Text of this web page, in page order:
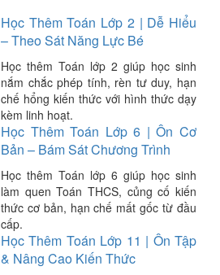
Học Thêm Toán Lớp 2 | Dễ Hiểu
– Theo Sát Năng Lực Bé
Học thêm Toán lớp 2 giúp học sinh
nắm chắc phép tính, rèn tư duy, hạn
chế hổng kiến thức với hình thức dạy
kèm linh hoạt.
Học Thêm Toán Lớp 6 | Ôn Cơ
Bản – Bám Sát Chương Trình
Học thêm Toán lớp 6 giúp học sinh
làm quen Toán THCS, củng cố kiến
thức cơ bản, hạn chế mất gốc từ đầu
cấp.
Học Thêm Toán Lớp 11 | Ôn Tập
& Nâng Cao Kiến Thức